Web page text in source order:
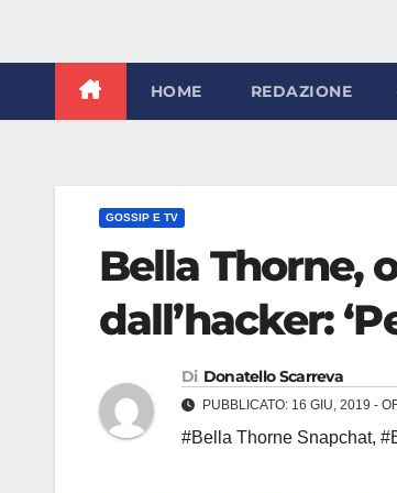
HOME REDAZIONE
GOSSIP E TV
Bella Thorne,
dall’hacker:
Di Donatello Scarreva
PUBBLICATO: 16 GIU, 2019 -
#Bella Thorne Snapchat,